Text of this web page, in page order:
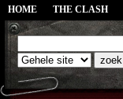
HOME THE CLASH